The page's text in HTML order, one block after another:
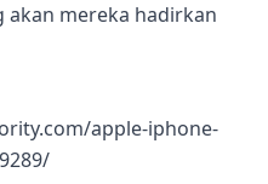
akan mereka hadirkan
apple-iphone-